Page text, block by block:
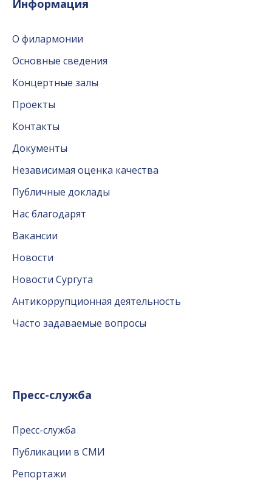
Информация
О филармонии
Основные сведения
Концертные залы
Проекты
Контакты
Документы
Независимая оценка качества
Публичные доклады
Нас благодарят
Вакансии
Новости
Новости Сургута
Антикоррупционная деятельность
Часто задаваемые вопросы
Пресс-служба
Пресс-служба
Публикации в СМИ
Репортажи